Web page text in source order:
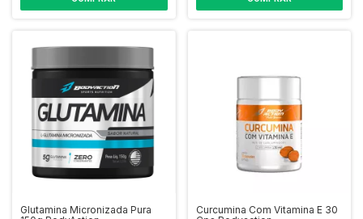
Glutamina Micronizada Pura
Curcumina Com Vitamina E 30